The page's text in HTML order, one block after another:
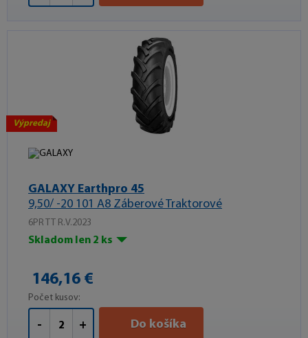
Výpredaj
GALAXY Earthpro 45
9,50/ -20 101 A8 Záberové Traktorové
6PR TT R.V.2023
Skladom len 2 ks
146,16 €
Počet kusov:
- + Do košíka